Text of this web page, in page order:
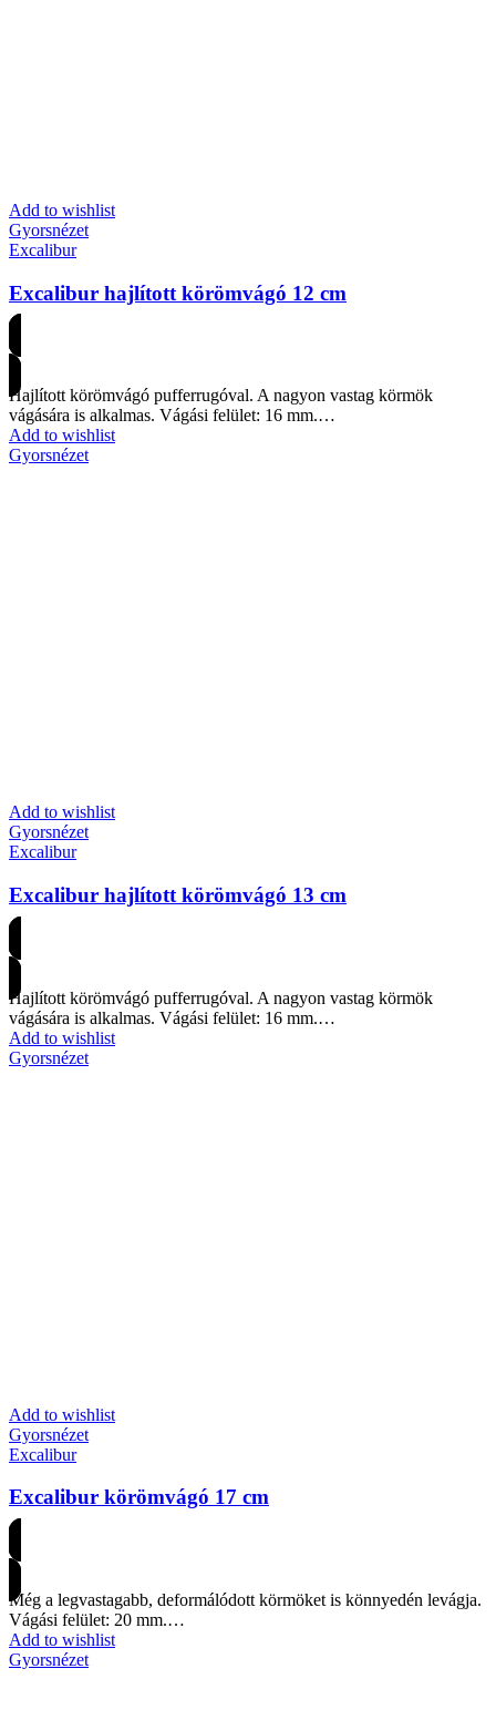
Add to wishlist
Gyorsnézet
Excalibur
Excalibur hajlított körömvágó 12 cm
Hajlított körömvágó pufferrugóval. A nagyon vastag körmök
vágására is alkalmas. Vágási felület: 16 mm.…
Add to wishlist
Gyorsnézet
Add to wishlist
Gyorsnézet
Excalibur
Excalibur hajlított körömvágó 13 cm
Hajlított körömvágó pufferrugóval. A nagyon vastag körmök
vágására is alkalmas. Vágási felület: 16 mm.…
Add to wishlist
Gyorsnézet
Add to wishlist
Gyorsnézet
Excalibur
Excalibur körömvágó 17 cm
Még a legvastagabb, deformálódott körmöket is könnyedén levágja.
Vágási felület: 20 mm.…
Add to wishlist
Gyorsnézet